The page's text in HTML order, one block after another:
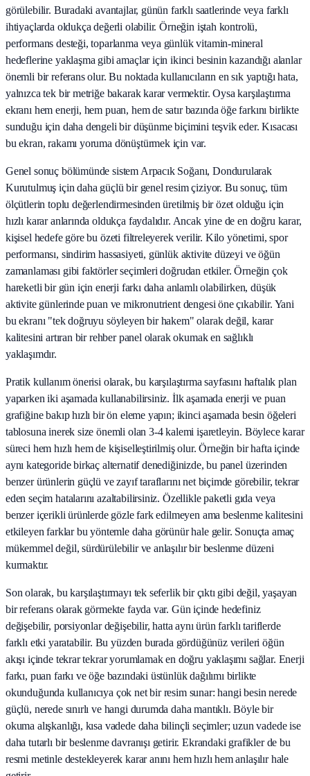
görülebilir. Buradaki avantajlar, günün farklı saatlerinde veya farklı
ihtiyaçlarda oldukça değerli olabilir. Örneğin iştah kontrolü,
performans desteği, toparlanma veya günlük vitamin-mineral
hedeflerine yaklaşma gibi amaçlar için ikinci besinin kazandığı alanlar
önemli bir referans olur. Bu noktada kullanıcıların en sık yaptığı hata,
yalnızca tek bir metriğe bakarak karar vermektir. Oysa karşılaştırma
ekranı hem enerji, hem puan, hem de satır bazında öğe farkını birlikte
sunduğu için daha dengeli bir düşünme biçimini teşvik eder. Kısacası
bu ekran, rakamı yoruma dönüştürmek için var.
Genel sonuç bölümünde sistem Arpacık Soğanı, Dondurularak
Kurutulmuş için daha güçlü bir genel resim çiziyor. Bu sonuç, tüm
ölçütlerin toplu değerlendirmesinden üretilmiş bir özet olduğu için
hızlı karar anlarında oldukça faydalıdır. Ancak yine de en doğru karar,
kişisel hedefe göre bu özeti filtreleyerek verilir. Kilo yönetimi, spor
performansı, sindirim hassasiyeti, günlük aktivite düzeyi ve öğün
zamanlaması gibi faktörler seçimleri doğrudan etkiler. Örneğin çok
hareketli bir gün için enerji farkı daha anlamlı olabilirken, düşük
aktivite günlerinde puan ve mikronutrient dengesi öne çıkabilir. Yani
bu ekranı "tek doğruyu söyleyen bir hakem" olarak değil, karar
kalitesini artıran bir rehber panel olarak okumak en sağlıklı
yaklaşımdır.
Pratik kullanım önerisi olarak, bu karşılaştırma sayfasını haftalık plan
yaparken iki aşamada kullanabilirsiniz. İlk aşamada enerji ve puan
grafiğine bakıp hızlı bir ön eleme yapın; ikinci aşamada besin öğeleri
tablosuna inerek size önemli olan 3-4 kalemi işaretleyin. Böylece karar
süreci hem hızlı hem de kişiselleştirilmiş olur. Örneğin bir hafta içinde
aynı kategoride birkaç alternatif denediğinizde, bu panel üzerinden
benzer ürünlerin güçlü ve zayıf taraflarını net biçimde görebilir, tekrar
eden seçim hatalarını azaltabilirsiniz. Özellikle paketli gıda veya
benzer içerikli ürünlerde gözle fark edilmeyen ama beslenme kalitesini
etkileyen farklar bu yöntemle daha görünür hale gelir. Sonuçta amaç
mükemmel değil, sürdürülebilir ve anlaşılır bir beslenme düzeni
kurmaktır.
Son olarak, bu karşılaştırmayı tek seferlik bir çıktı gibi değil, yaşayan
bir referans olarak görmekte fayda var. Gün içinde hedefiniz
değişebilir, porsiyonlar değişebilir, hatta aynı ürün farklı tariflerde
farklı etki yaratabilir. Bu yüzden burada gördüğünüz verileri öğün
akışı içinde tekrar tekrar yorumlamak en doğru yaklaşımı sağlar. Enerji
farkı, puan farkı ve öğe bazındaki üstünlük dağılımı birlikte
okunduğunda kullanıcıya çok net bir resim sunar: hangi besin nerede
güçlü, nerede sınırlı ve hangi durumda daha mantıklı. Böyle bir
okuma alışkanlığı, kısa vadede daha bilinçli seçimler; uzun vadede ise
daha tutarlı bir beslenme davranışı getirir. Ekrandaki grafikler de bu
resmi metinle destekleyerek karar anını hem hızlı hem anlaşılır hale